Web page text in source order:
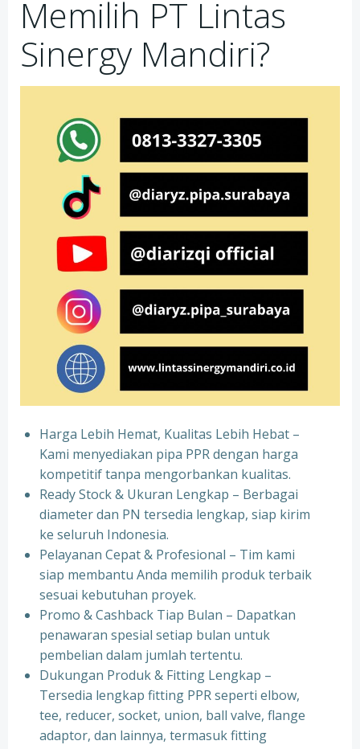
Memilih PT Lintas
Sinergy Mandiri?
Harga Lebih Hemat, Kualitas Lebih Hebat –
Kami menyediakan pipa PPR dengan harga
kompetitif tanpa mengorbankan kualitas.
⁠Ready Stock & Ukuran Lengkap – Berbagai
diameter dan PN tersedia lengkap, siap kirim
ke seluruh Indonesia.
⁠Pelayanan Cepat & Profesional – Tim kami
siap membantu Anda memilih produk terbaik
sesuai kebutuhan proyek.
⁠Promo & Cashback Tiap Bulan – Dapatkan
penawaran spesial setiap bulan untuk
pembelian dalam jumlah tertentu.
⁠Dukungan Produk & Fitting Lengkap –
Tersedia lengkap fitting PPR seperti elbow,
tee, reducer, socket, union, ball valve, flange
adaptor, dan lainnya, termasuk fitting